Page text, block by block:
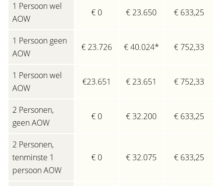
1 Persoon wel
AOW
€ 0 € 23.650 € 633,25
1 Persoon geen
AOW
€ 23.726 € 40.024* € 752,33
1 Persoon wel
AOW
€23.651 € 23.651 € 752,33
2 Personen,
geen AOW
€ 0 € 32.200 € 633,25
2 Personen,
tenminste 1
persoon AOW
€ 0 € 32.075 € 633,25